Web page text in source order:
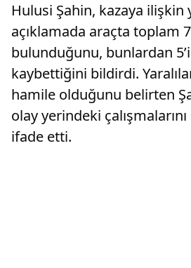
Hulusi Şahin, kazaya ilişkin
açıklamada araçta toplam
bulunduğunu, bunlardan
kaybettiğini bildirdi.
hamile olduğunu belirten
olay yerindeki
ifade etti.